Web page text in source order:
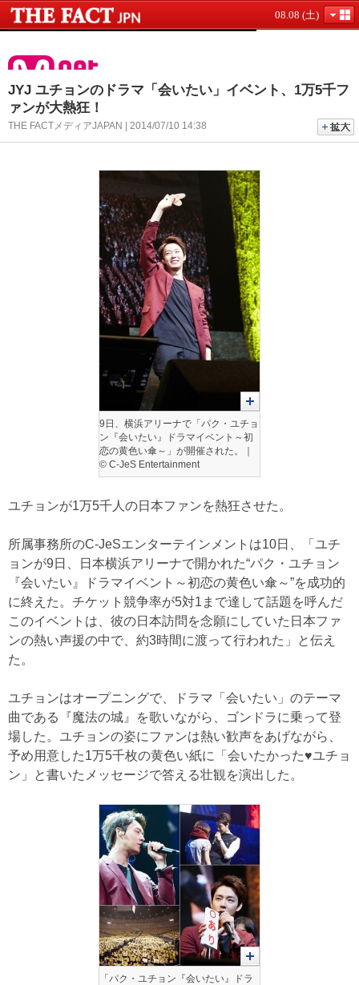
08.08 (土)
JYJ ユチョンのドラマ「会いたい」イベント、1万5千フ
ァンが大熱狂！
THE FACTメディアJAPAN | 2014/07/10 14:38
9日、横浜アリーナで「パク・ユチョ
ン『会いたい』ドラマイベント～初
恋の黄色い傘～」が開催された。｜
© C-JeS Entertainment
ユチョンが1万5千人の日本ファンを熱狂させた。
所属事務所のC-JeSエンターテインメントは10日、「ユチ
ョンが9日、日本横浜アリーナで開かれた“パク・ユチョン
『会いたい』ドラマイベント～初恋の黄色い傘～”を成功的
に終えた。チケット競争率が5対1まで達して話題を呼んだ
このイベントは、彼の日本訪問を念願にしていた日本ファ
ンの熱い声援の中で、約3時間に渡って行われた」と伝え
た。
ユチョンはオープニングで、ドラマ「会いたい」のテーマ
曲である『魔法の城』を歌いながら、ゴンドラに乗って登
場した。ユチョンの姿にファンは熱い歓声をあげながら、
予め用意した1万5千枚の黄色い紙に「会いたかった♥ユチョ
ン」と書いたメッセージで答える壮観を演出した。
「パク・ユチョン『会いたい』ドラ